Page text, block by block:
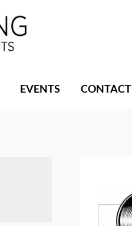
EVENTS CONTACT